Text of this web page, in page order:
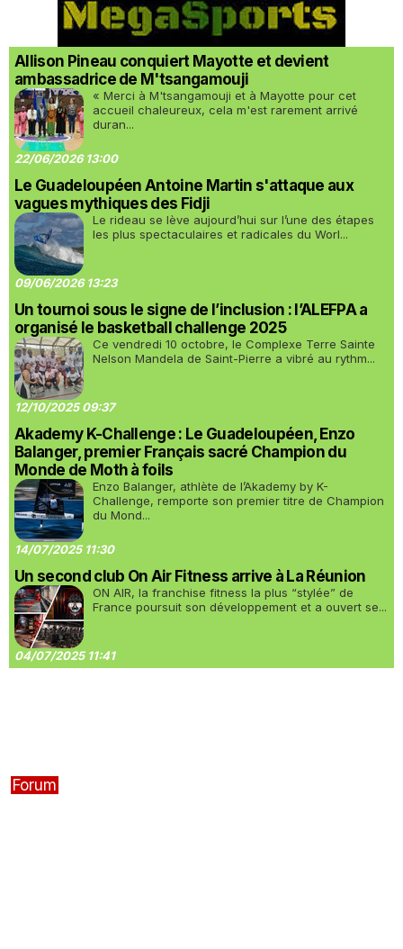
Allison Pineau conquiert Mayotte et devient
ambassadrice de M'tsangamouji
« Merci à M'tsangamouji et à Mayotte pour cet
accueil chaleureux, cela m'est rarement arrivé
duran...
22/06/2026 13:00
Le Guadeloupéen Antoine Martin s'attaque aux
vagues mythiques des Fidji
Le rideau se lève aujourd’hui sur l’une des étapes
les plus spectaculaires et radicales du Worl...
09/06/2026 13:23
Un tournoi sous le signe de l’inclusion : l’ALEFPA a
organisé le basketball challenge 2025
Ce vendredi 10 octobre, le Complexe Terre Sainte
Nelson Mandela de Saint-Pierre a vibré au rythm...
12/10/2025 09:37
Akademy K-Challenge : Le Guadeloupéen, Enzo
Balanger, premier Français sacré Champion du
Monde de Moth à foils
Enzo Balanger, athlète de l’Akademy by K-
Challenge, remporte son premier titre de Champion
du Mond...
14/07/2025 11:30
Un second club On Air Fitness arrive à La Réunion
ON AIR, la franchise fitness la plus “stylée” de
France poursuit son développement et a ouvert se...
04/07/2025 11:41
Forum